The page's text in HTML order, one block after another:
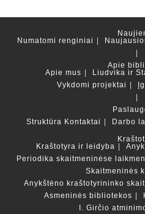
Numatomi renginiai
Apie
Apie mus
Liudvika ir
Vykdomi projektai
Struktūra Kontaktai Darbo
Kraštotyra ir leidyba
Periodika skaitmeninėse
Skaitmeninės
Anykštėno kraštotyrininko
Asmeninės bibliotekos
I. Girčio